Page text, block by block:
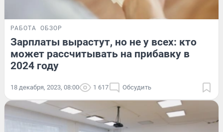
РАБОТА ОБЗОР
Зарплаты вырастут, но не у всех: кто
может рассчитывать на прибавку в
2024 году
18 декабря, 2023, 08:00 1 617 Обсудить